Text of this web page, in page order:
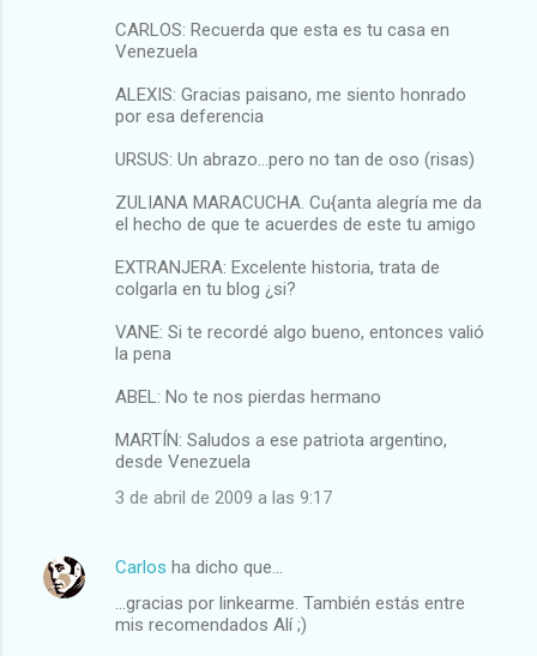
CARLOS: Recuerda que esta es tu casa en
Venezuela
ALEXIS: Gracias paisano, me siento honrado
por esa deferencia
URSUS: Un abrazo...pero no tan de oso (risas)
ZULIANA MARACUCHA. Cu{anta alegría me da
el hecho de que te acuerdes de este tu amigo
EXTRANJERA: Excelente historia, trata de
colgarla en tu blog ¿si?
VANE: Si te recordé algo bueno, entonces valió
la pena
ABEL: No te nos pierdas hermano
MARTÍN: Saludos a ese patriota argentino,
desde Venezuela
3 de abril de 2009 a las 9:17
Carlos ha dicho que…
...gracias por linkearme. También estás entre
mis recomendados Alí ;)